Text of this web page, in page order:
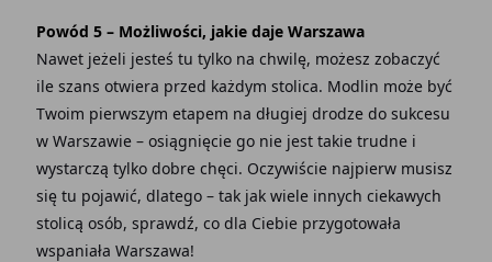
Powód 5 – Możliwości, jakie daje Warszawa
Nawet jeżeli jesteś tu tylko na chwilę, możesz zobaczyć
ile szans otwiera przed każdym stolica. Modlin może być
Twoim pierwszym etapem na długiej drodze do sukcesu
w Warszawie – osiągnięcie go nie jest takie trudne i
wystarczą tylko dobre chęci. Oczywiście najpierw musisz
się tu pojawić, dlatego – tak jak wiele innych ciekawych
stolicą osób, sprawdź, co dla Ciebie przygotowała
wspaniała Warszawa!